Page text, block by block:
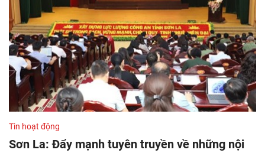
Tin hoạt động
Sơn La: Đẩy mạnh tuyên truyền về những nội